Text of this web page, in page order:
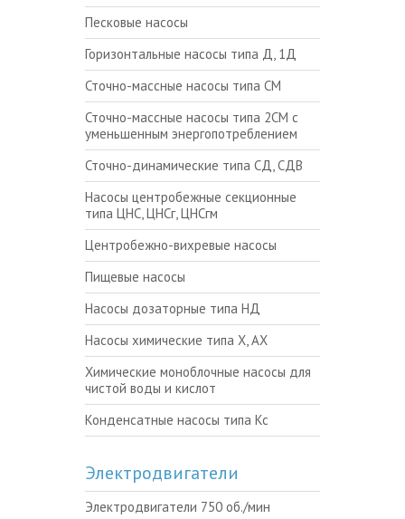
Песковые насосы
Горизонтальные насосы типа Д, 1Д
Сточно-массные насосы типа СМ
Сточно-массные насосы типа 2СМ с
уменьшенным энергопотреблением
Сточно-динамические типа СД, СДВ
Насосы центробежные секционные
типа ЦНС, ЦНСг, ЦНСгм
Центробежно-вихревые насосы
Пищевые насосы
Насосы дозаторные типа НД
Насосы химические типа Х, АХ
Химические моноблочные насосы для
чистой воды и кислот
Конденсатные насосы типа Кс
Электродвигатели
Электродвигатели 750 об./мин